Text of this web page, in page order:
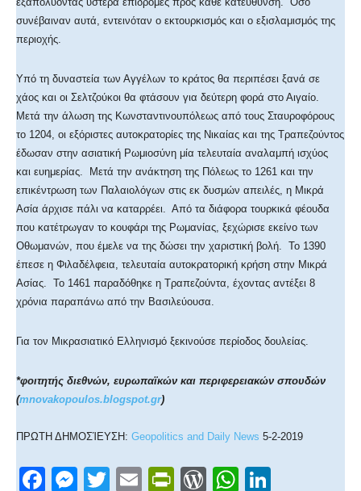
συνέβαιναν αυτά, εντεινόταν ο εκτουρκισμός και ο εξισλαμισμός της
περιοχής.
Υπό τη δυναστεία των Αγγέλων το κράτος θα περιπέσει ξανά σε
χάος και οι Σελτζούκοι θα φτάσουν για δεύτερη φορά στο Αιγαίο.
Μετά την άλωση της Κωνσταντινουπόλεως από τους Σταυροφόρους
το 1204, οι εξόριστες αυτοκρατορίες της Νικαίας και της Τραπεζούντος
έδωσαν στην ασιατική Ρωμιοσύνη μία τελευταία αναλαμπή ισχύος
και ευημερίας. Μετά την ανάκτηση της Πόλεως το 1261 και την
επικέντρωση των Παλαιολόγων στις εκ δυσμών απειλές, η Μικρά
Ασία άρχισε πάλι να καταρρέει. Από τα διάφορα τουρκικά φέουδα
που κατέτρωγαν το κουφάρι της Ρωμανίας, ξεχώρισε εκείνο των
Οθωμανών, που έμελε να της δώσει την χαριστική βολή. Το 1390
έπεσε η Φιλαδέλφεια, τελευταία αυτοκρατορική κρήση στην Μικρά
Ασίας. Το 1461 παραδόθηκε η Τραπεζούντα, έχοντας αντέξει 8
χρόνια παραπάνω από την Βασιλεύουσα.
Για τον Μικρασιατικό Ελληνισμό ξεκινούσε περίοδος δουλείας.
*φοιτητής διεθνών, ευρωπαϊκών και περιφερειακών σπουδών
(mnovakopoulos.blogspot.gr)
ΠΡΩΤΗ ΔΗΜΟΣΊΕΥΣΗ: Geopolitics and Daily News 5-2-2019
F
M
T
E
Pr W
W